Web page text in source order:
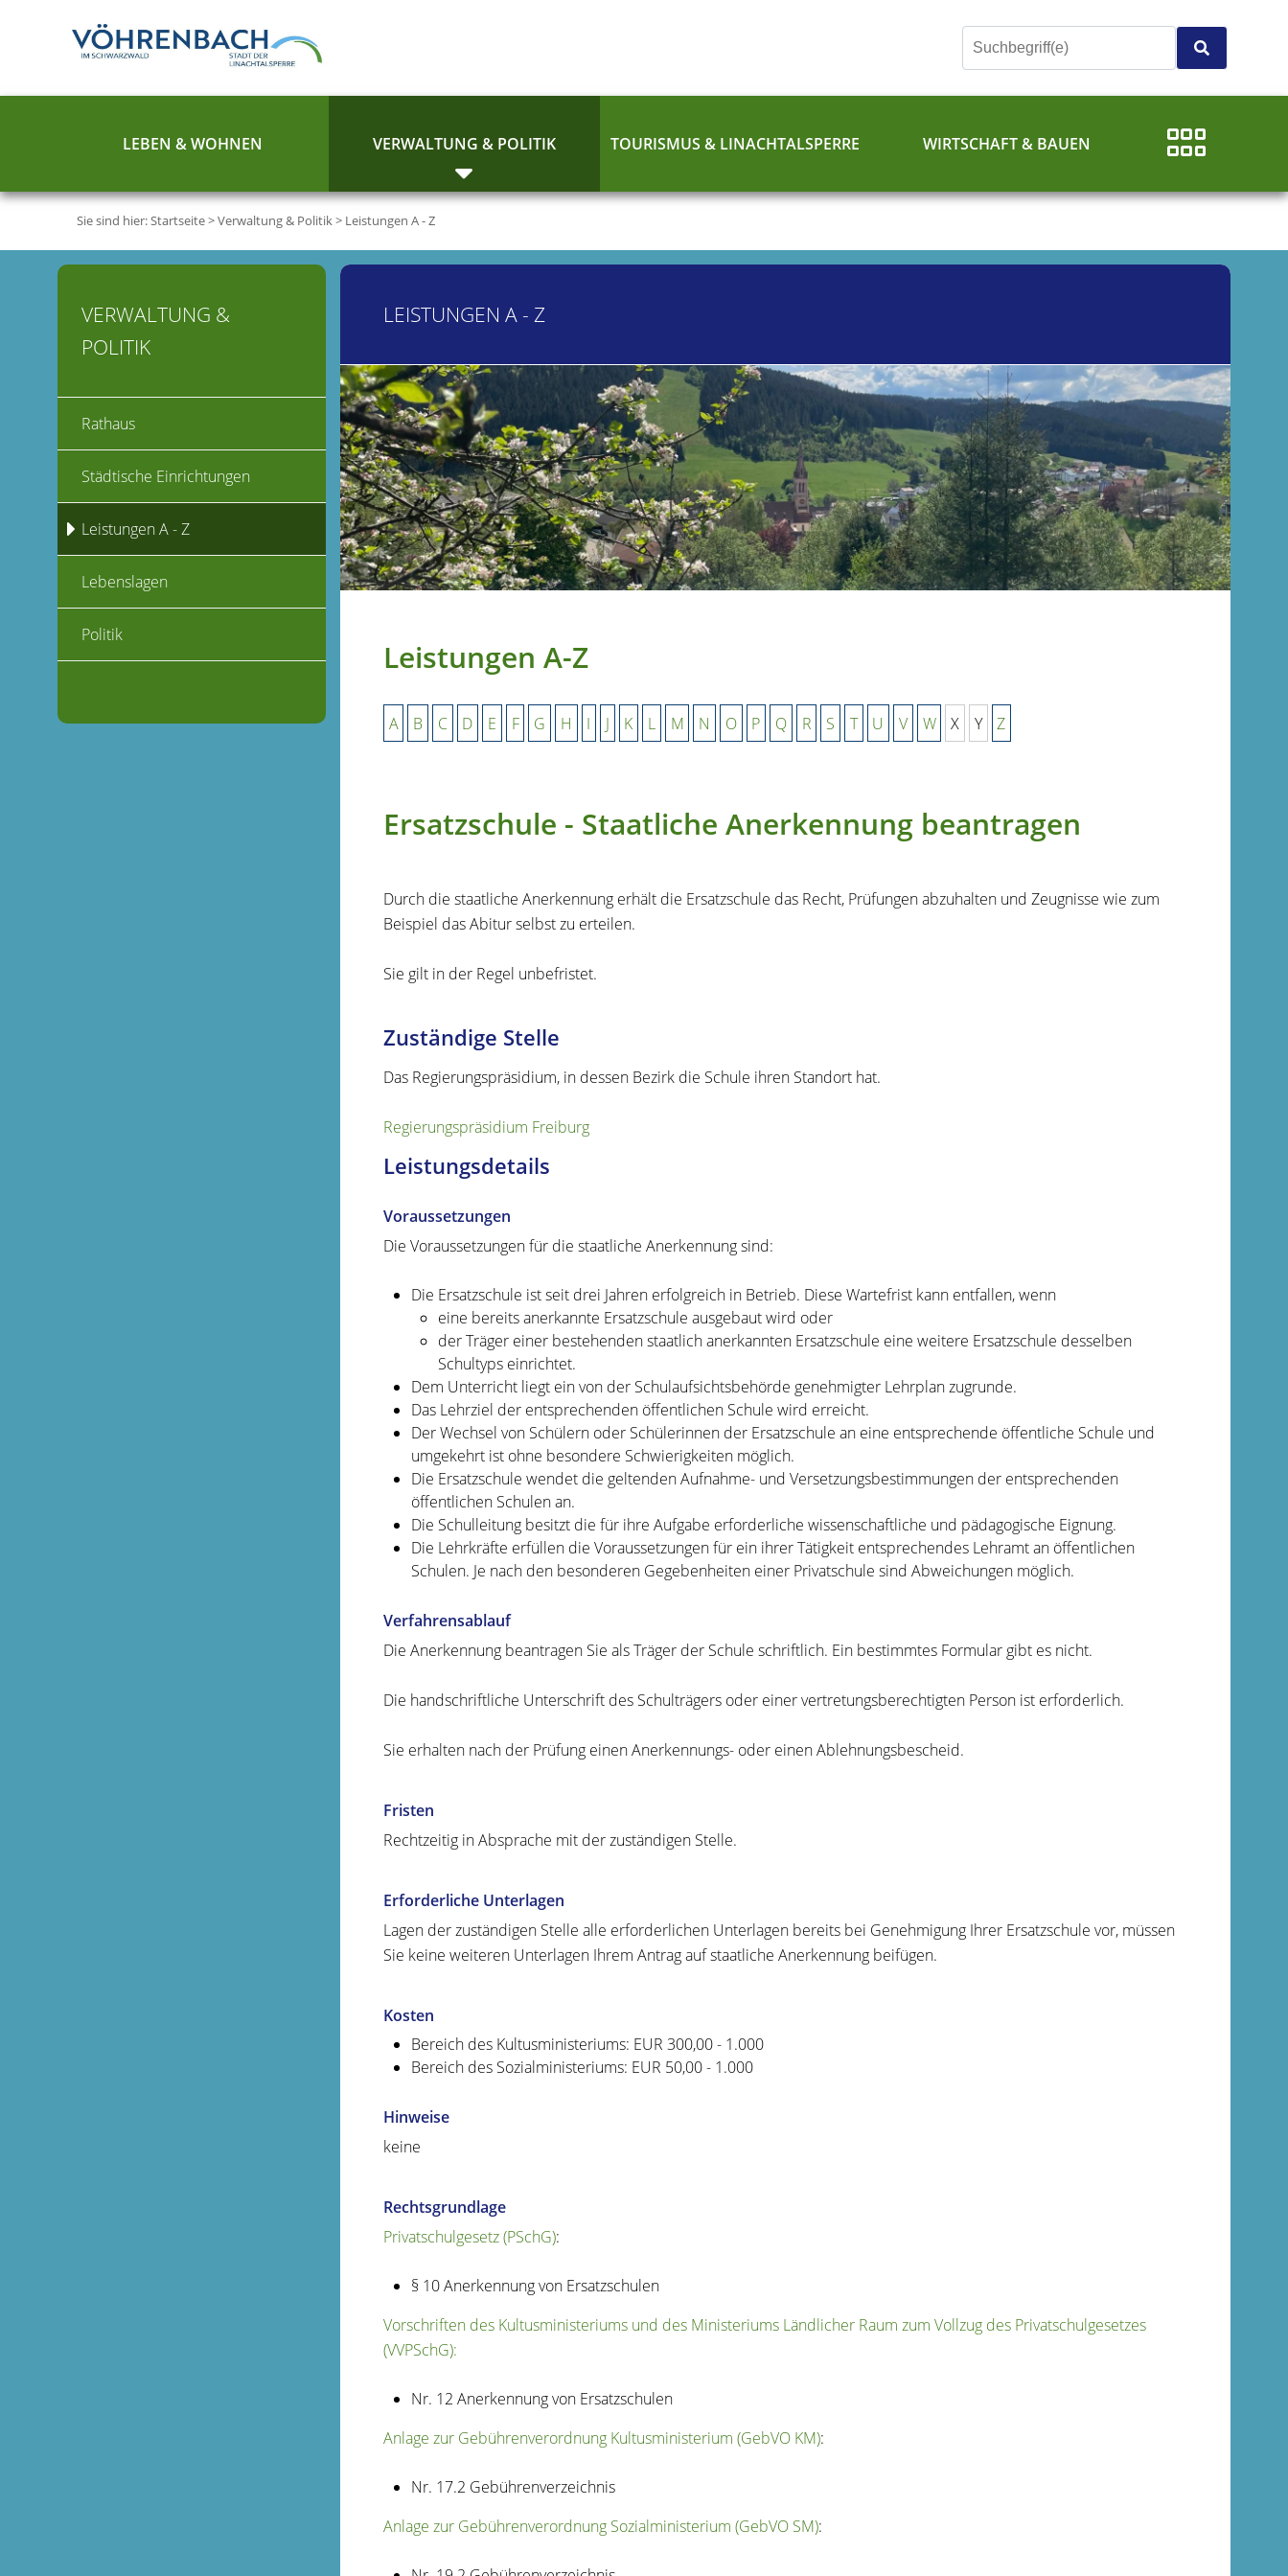
LEBEN & WOHNEN VERWALTUNG & POLITIK TOURISMUS & LINACHTALSPERRE WIRTSCHAFT & BAUEN
Sie sind hier:Startseite>Verwaltung & Politik> Leistungen A - Z
LEISTUNGEN A - Z
Leistungen A-Z
A B C D E F G H I J K L M N O P Q R S T U V W X Y Z
Ersatzschule - Staatliche Anerkennung beantragen
Durch die staatliche Anerkennung erhält die Ersatzschule das Recht, Prüfungen abzuhalten und Zeugnisse wie zum
Beispiel das Abitur selbst zu erteilen.
Sie gilt in der Regel unbefristet.
Zuständige Stelle
Das Regierungspräsidium, in dessen Bezirk die Schule ihren Standort hat.
Regierungspräsidium Freiburg
Leistungsdetails
Voraussetzungen
Die Voraussetzungen für die staatliche Anerkennung sind:
Die Ersatzschule ist seit drei Jahren erfolgreich in Betrieb. Diese Wartefrist kann entfallen, wenn
eine bereits anerkannte Ersatzschule ausgebaut wird oder
der Träger einer bestehenden staatlich anerkannten Ersatzschule eine weitere Ersatzschule desselben
Schultyps einrichtet.
Dem Unterricht liegt ein von der Schulaufsichtsbehörde genehmigter Lehrplan zugrunde.
Das Lehrziel der entsprechenden öffentlichen Schule wird erreicht.
Der Wechsel von Schülern oder Schülerinnen der Ersatzschule an eine entsprechende öffentliche Schule und
umgekehrt ist ohne besondere Schwierigkeiten möglich.
Die Ersatzschule wendet die geltenden Aufnahme- und Versetzungsbestimmungen der entsprechenden
öffentlichen Schulen an.
Die Schulleitung besitzt die für ihre Aufgabe erforderliche wissenschaftliche und pädagogische Eignung.
Die Lehrkräfte erfüllen die Voraussetzungen für ein ihrer Tätigkeit entsprechendes Lehramt an öffentlichen
Schulen. Je nach den besonderen Gegebenheiten einer Privatschule sind Abweichungen möglich.
Verfahrensablauf
Die Anerkennung beantragen Sie als Träger der Schule schriftlich. Ein bestimmtes Formular gibt es nicht.
Die handschriftliche Unterschrift des Schulträgers oder einer vertretungsberechtigten Person ist erforderlich.
Sie erhalten nach der Prüfung einen Anerkennungs- oder einen Ablehnungsbescheid.
Fristen
Rechtzeitig in Absprache mit der zuständigen Stelle.
Erforderliche Unterlagen
Lagen der zuständigen Stelle alle erforderlichen Unterlagen bereits bei Genehmigung Ihrer Ersatzschule vor, müssen
Sie keine weiteren Unterlagen Ihrem Antrag auf staatliche Anerkennung beifügen.
Kosten
Bereich des Kultusministeriums: EUR 300,00 - 1.000
Bereich des Sozialministeriums: EUR 50,00 - 1.000
Hinweise
keine
Rechtsgrundlage
Privatschulgesetz (PSchG):
§ 10 Anerkennung von Ersatzschulen
Vorschriften des Kultusministeriums und des Ministeriums Ländlicher Raum zum Vollzug des Privatschulgesetzes
(VVPSchG):
Nr. 12 Anerkennung von Ersatzschulen
Anlage zur Gebührenverordnung Kultusministerium (GebVO KM):
Nr. 17.2 Gebührenverzeichnis
Anlage zur Gebührenverordnung Sozialministerium (GebVO SM):
VERWALTUNG &
POLITIK
Rathaus
Städtische Einrichtungen
Leistungen A - Z
Lebenslagen
Politik